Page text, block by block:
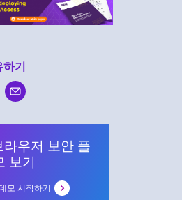
하기
우저 보안 플
보기
모 시작하기